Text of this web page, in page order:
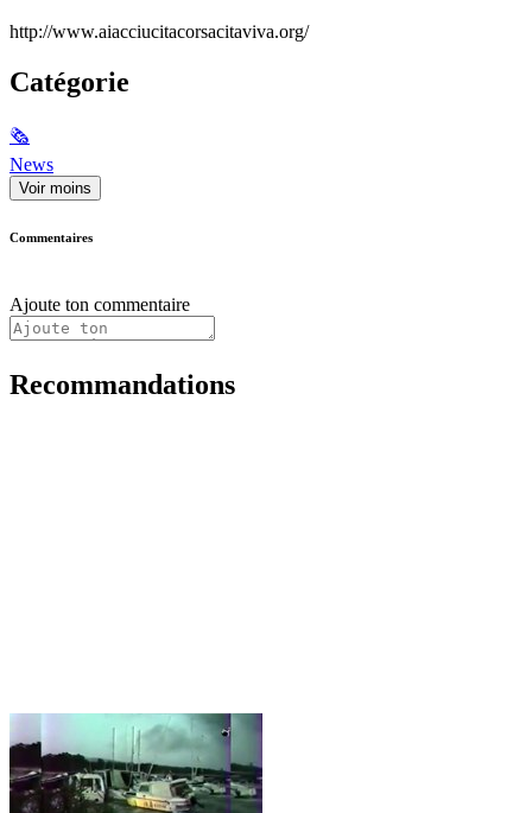
http://www.aiacciucitacorsacitaviva.org/
Catégorie
🗞
News
Voir moins
Commentaires
Ajoute ton commentaire
Recommandations